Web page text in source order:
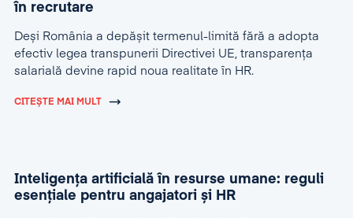
în recrutare
Deși România a depășit termenul-limită fără a adopta
efectiv legea transpunerii Directivei UE, transparența
salarială devine rapid noua realitate în HR.
CITEȘTE MAI MULT
Inteligența artificială în resurse umane: reguli
esențiale pentru angajatori și HR